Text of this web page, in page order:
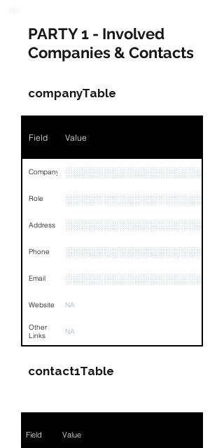
PARTY 1 - Involved
Companies & Contacts
companyTable
Field Value
Company
Role
Address
Phone
Email
Website NA
Other
Links
NA
contact1Table
Field Value